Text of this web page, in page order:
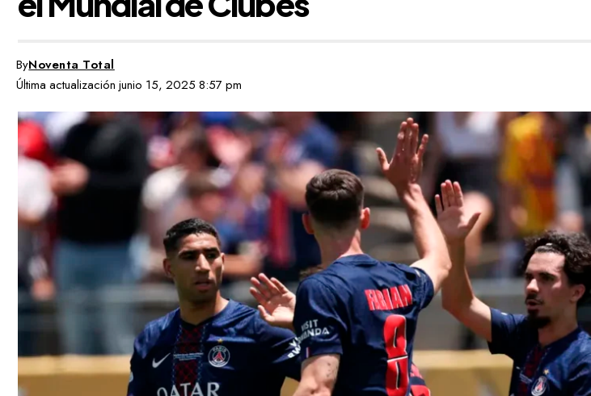
Última actualización junio 15, 2025 8:57 pm
ByNoventa Total